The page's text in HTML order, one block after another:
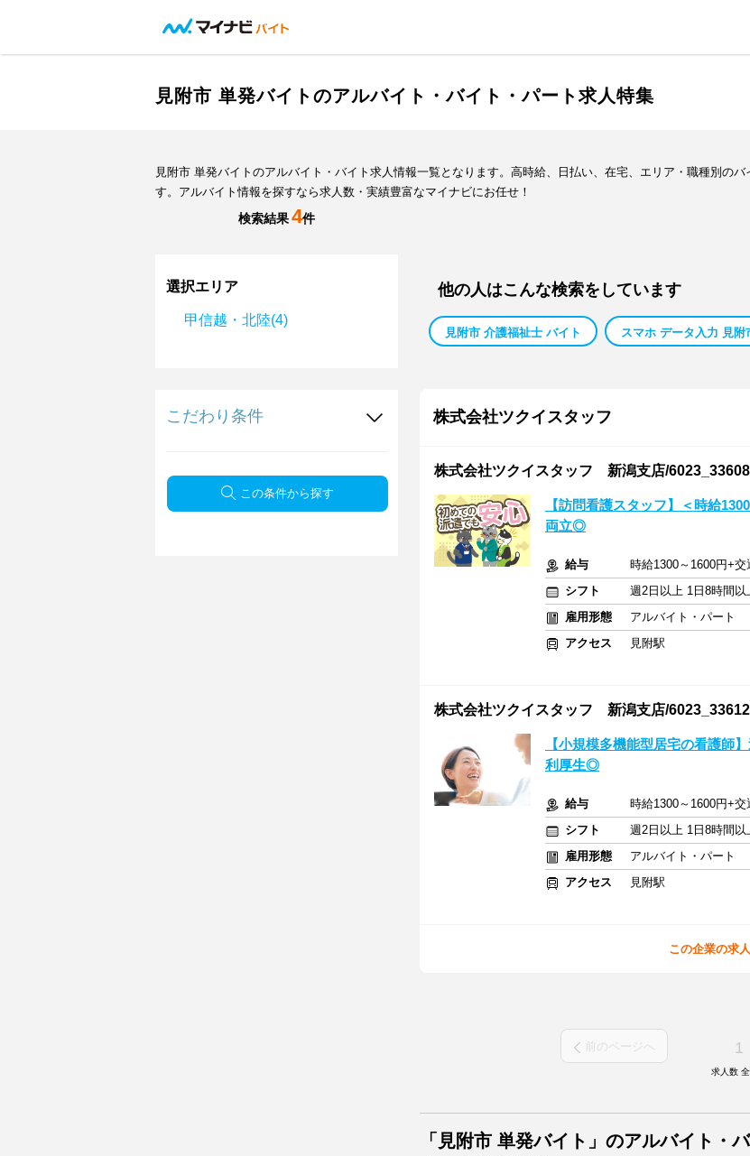
見附市 単発バイトのアルバイト・バイト・パート求人特集
見附市 単発バイトのアルバイト・バイト求人情報一覧となります。高時給、日払い、在宅、エリア・職種別の
す。アルバイト情報を探すなら求人数・実績豊富なマイナビにお任せ！
検索結果4件
選択エリア
甲信越・北陸(4)
こだわり条件
この条件から探す
他の人はこんな検索をしています
見附市 介護福祉士 バイト スマホ データ入力 見附
株式会社ツクイスタッフ
株式会社ツクイスタッフ 新潟支店/
【訪問看護スタッフ】＜時給
両立◎
給与
時給1300～1600円+交
シフト
週2日以上 1日8時間以
雇用形態
アルバイト・パート
アクセス
見附駅
株式会社ツクイスタッフ 新潟支店/
【小規模多機能型居宅の看護師
利厚生◎
給与
時給1300～1600円+交
シフト
週2日以上 1日8時間以
雇用形態
アルバイト・パート
アクセス
見附駅
この企業の求
前のページへ 1
求人数 全
「見附市 単発バイト」のアルバイト・